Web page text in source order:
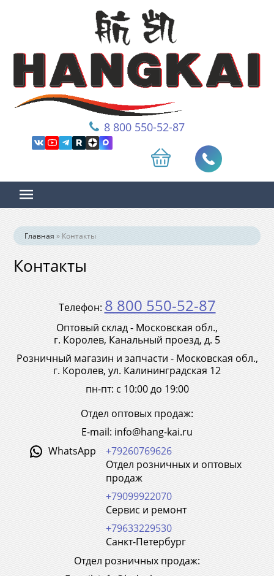
8 800 550-52-87
Главная » Контакты
Контакты
Телефон: 8 800 550-52-87
Оптовый склад - Московская обл.,
г. Королев, Канальный проезд, д. 5
Розничный магазин и запчасти - Московская обл.,
г. Королев, ул. Калининградская 12
пн-пт: с 10:00 до 19:00
Отдел оптовых продаж:
E-mail: info@hang-kai.ru
WhatsApp
+79260769626
Отдел розничных и оптовых
продаж
+79099922070
Сервис и ремонт
+79633229530
Санкт-Петербург
Отдел розничных продаж: